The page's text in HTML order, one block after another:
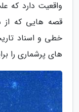
واقعیت دارد که
قصه هایی که
خطی و اسناد
های پرشماری را